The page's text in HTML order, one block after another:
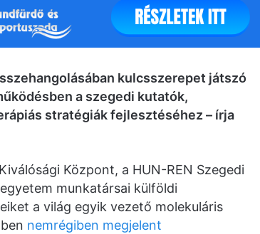
kulcsszerepet játszó
a szegedi kutatók,
stratégiák fejlesztéséhez – írja
Központ, a HUN-REN Szegedi
munkatársai külföldi
a világ egyik vezető molekuláris
nemrégiben megjelent